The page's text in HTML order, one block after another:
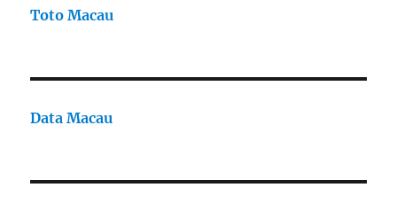
Toto Macau
Data Macau